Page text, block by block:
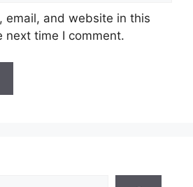
email, and website in this
next time I comment.